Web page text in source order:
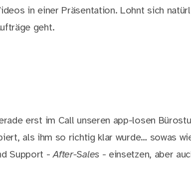
in einer Präsentation. Lohnt sich
geht.
erst im Call unseren app-losen
als ihm so richtig klar wurde… sowas
Support -After-Sales- einsetzen, aber